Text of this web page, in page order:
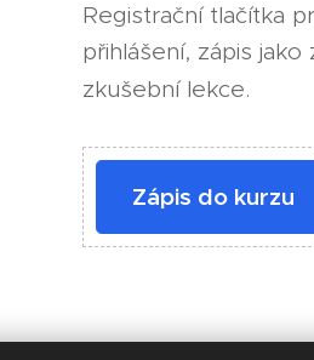
Registrační tlačítka
přihlášení, zápis
zkušební lekce.
Zápis do kurzu